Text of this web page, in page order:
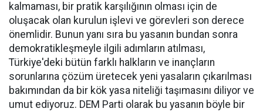
kalmaması, bir pratik karşılığının olması için de
oluşacak olan kurulun işlevi ve görevleri son derece
önemlidir. Bunun yanı sıra bu yasanın bundan sonra
demokratikleşmeyle ilgili adımların atılması,
Türkiye'deki bütün farklı halkların ve inançların
sorunlarına çözüm üretecek yeni yasaların çıkarılması
bakımından da bir kök yasa niteliği taşımasını diliyor ve
umut ediyoruz. DEM Parti olarak bu yasanın böyle bir